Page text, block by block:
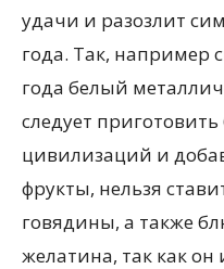
удачи и разозлит
года. Так, например
года белый
следует
цивилизаций и
фрукты, нельзя
говядины, а также
желатина, так как он